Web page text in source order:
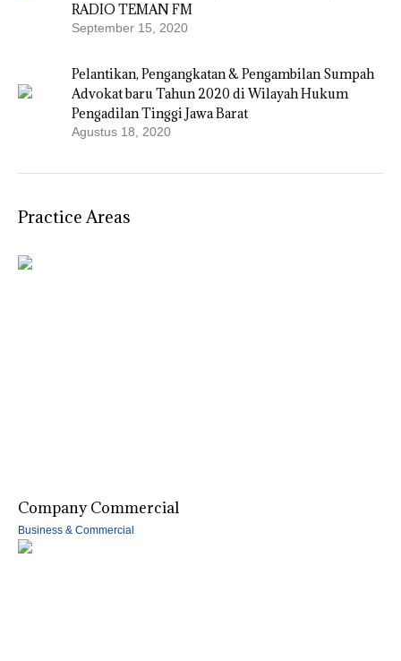
RADIO TEMAN FM
September 15, 2020
Pelantikan, Pengangkatan & Pengambilan Sumpah
Advokat baru Tahun 2020 di Wilayah Hukum
Pengadilan Tinggi Jawa Barat
Agustus 18, 2020
Practice Areas
Company Commercial
Business & Commercial